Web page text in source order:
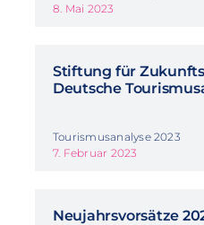
8. Mai 2023
Stiftung für
Deutsche
Tourismusanalyse 2023
7. Februar 2023
Neujahrsvorsätze